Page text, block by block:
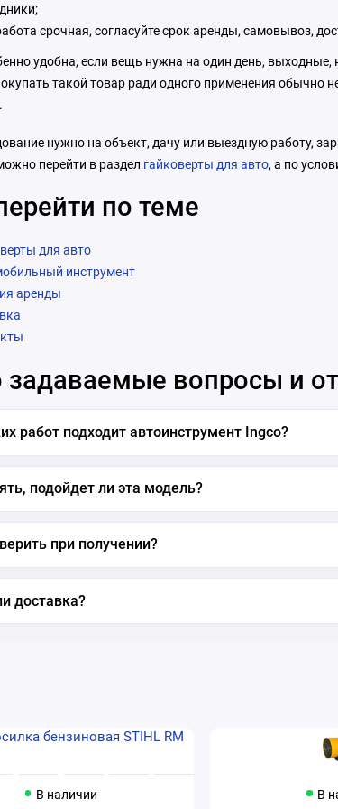
срочная, согласуйте срок аренды, самовывоз,
удобна, если вещь нужна на один день,
такой товар ради одного применения обычно
нужно на объект, дачу или выездную работу,
перейти в раздел гайковерты для авто, а по
по теме
для авто
инструмент
аренды
задаваемые вопросы и
работ подходит автоинструмент Ingco?
подойдет ли эта модель?
при получении?
доставка?
В наличии В